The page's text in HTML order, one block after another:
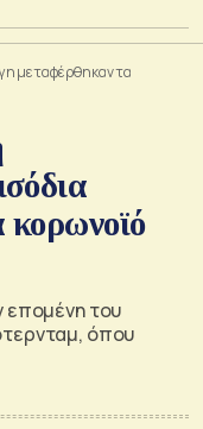
μεταφέρθηκαν τα
κορωνοϊό
επομένη του
όπου